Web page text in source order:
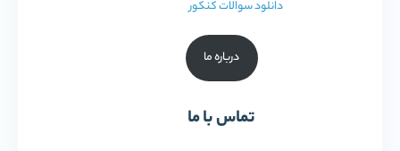
دانلود سوالات کنکور
درباره ما
تماس با ما